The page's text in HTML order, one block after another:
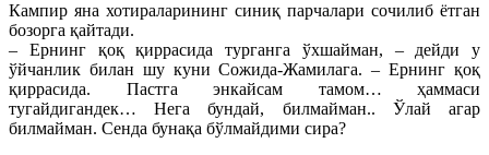
Кампир яна хотираларининг синиқ парчалари сочилиб ётган
бозорга қайтади.
– Ернинг қоқ қиррасида турганга ўхшайман, – дейди у
ўйчанлик билан шу куни Сожида-Жамилага. – Ернинг қоқ
қиррасида. Пастга энкайсам тамом… ҳаммаси
тугайдигандек… Нега бундай, билмайман.. Ўлай агар
билмайман. Сенда бунақа бўлмайдими сира?